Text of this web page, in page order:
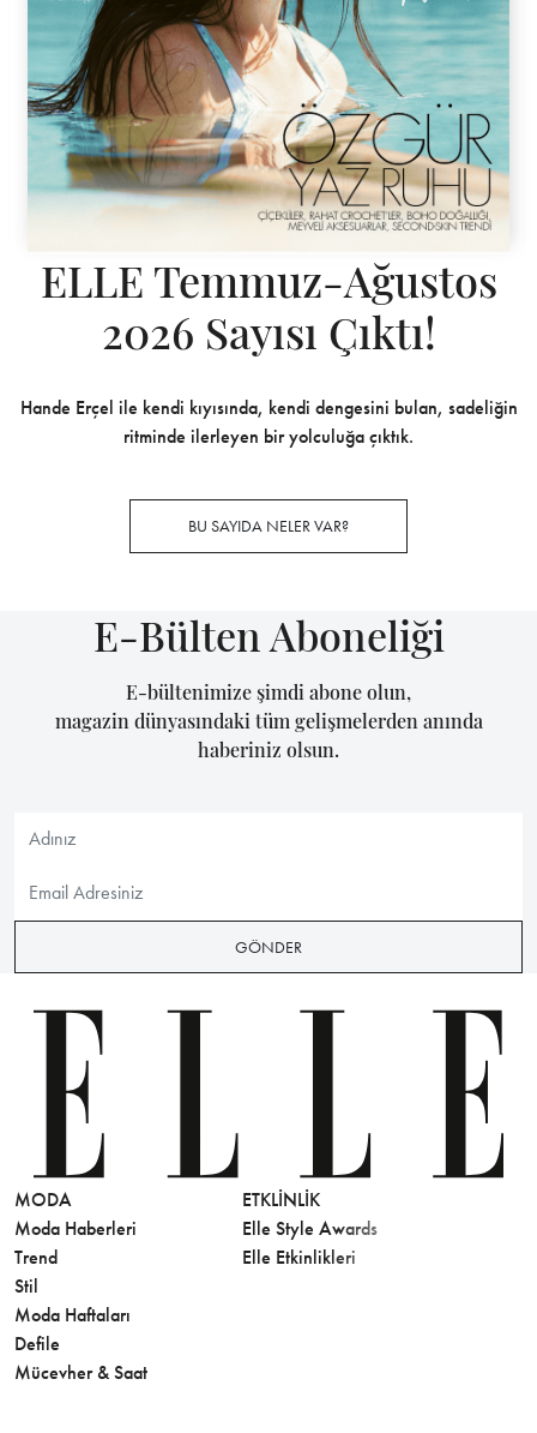
ELLE Temmuz-Ağustos
2026 Sayısı Çıktı!
Hande Erçel ile kendi kıyısında, kendi dengesini bulan, sadeliğin
ritminde ilerleyen bir yolculuğa çıktık.
BU SAYIDA NELER VAR?
E-Bülten Aboneliği
E-bültenimize şimdi abone olun,
magazin dünyasındaki tüm gelişmelerden anında
haberiniz olsun.
GÖNDER
MODA
Moda Haberleri
Trend
Stil
Moda Haftaları
Defile
Mücevher & Saat
ETKLINLIK
Elle Style Awards
Elle Etkinlikleri